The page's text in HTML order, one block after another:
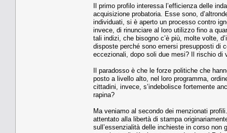
Il primo profilo interessa l’efficienza delle
acquisizione probatoria. Esse sono,
individuati, si è aperto un processo contro
invece, di rinunciare al loro utilizzo fino a
tali indizi, che bisogno c’è più, molte volte,
disposte perché sono emersi presupposti di
eccezionali, dopo soli due mesi? Il rischio
Il paradosso è che le forze politiche che
posto a livello alto, nel loro programma,
cittadini, invece, s’indebolisce fortemente
rapina?
Ma veniamo al secondo dei menzionati
attentato alla libertà di stampa
sull’essenzialità delle inchieste in corso non